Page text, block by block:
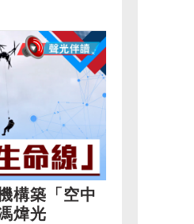
構築「空中
煒光